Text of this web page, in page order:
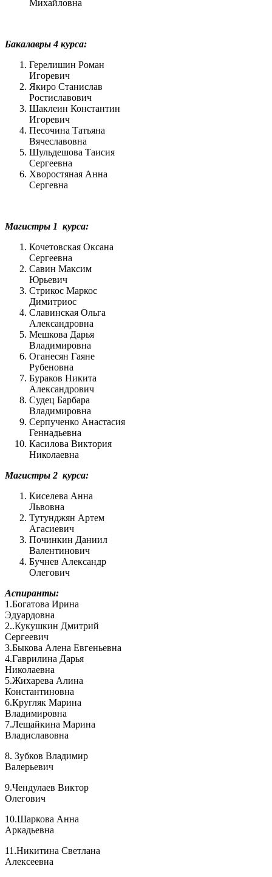
Михайловна
Бакалавры 4 курса:
Герелишин Роман
Игоревич
Якиро Станислав
Ростиславович
Шаклеин Константин
Игоревич
Песочина Татьяна
Вячеславовна
Шульдешова Таисия
Сергеевна
Хворостяная Анна
Сергевна
Магистры 1 курса:
Кочетовская Оксана
Сергеевна
Савин Максим
Юрьевич
Стрикос Маркос
Димитриос
Славинская Ольга
Александровна
Мешкова Дарья
Владимировна
Оганесян Гаяне
Рубеновна
Бураков Никита
Александрович
Судец Барбара
Владимировна
Серпученко Анастасия
Геннадьевна
Касилова Виктория
Николаевна
Магистры 2 курса:
Киселева Анна
Львовна
Тутунджян Артем
Агасиевич
Починкин Даниил
Валентинович
Бучнев Александр
Олегович
Аспиранты:
1.Богатова Ирина
Эдуардовна
2..Кукушкин Дмитрий
Сергеевич
3.Быкова Алена Евгеньевна
4.Гаврилина Дарья
Николаевна
5.Жихарева Алина
Константиновна
6.Кругляк Марина
Владимировна
7.Лещайкина Марина
Владиславовна
8. Зубков Владимир
Валерьевич
9.Чендулаев Виктор
Олегович
10.Шаркова Анна
Аркадьевна
11.Никитина Светлана
Алексеевна